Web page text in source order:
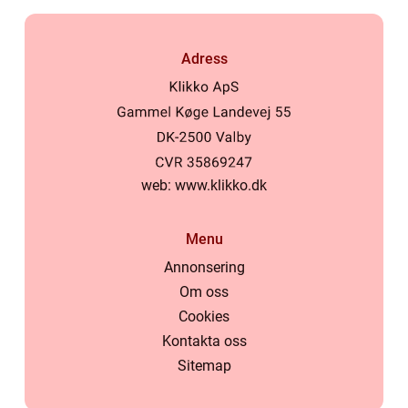
Adress
web: www.klikko.dk
Menu
Annonsering
Om oss
Cookies
Kontakta oss
Sitemap